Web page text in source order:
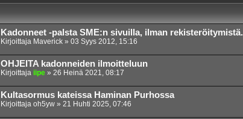
Kadonneet -palsta SME:n sivuilla, ilman rekisteröitymistä.
Kirjoittaja Maverick» 03 Syys 2012, 15:16
OHJEITA kadonneiden ilmoitteluun
Kirjoittaja iipe» 26 Heinä 2021, 08:17
Kultasormus kateissa Haminan Purhossa
Kirjoittaja oh5yw» 21 Huhti 2025, 07:46